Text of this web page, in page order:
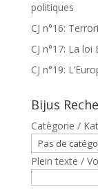
politiques
CJ n°16:
CJ n°17: La
CJ n°19:
Bijus
Catègorie /
Plein texte /